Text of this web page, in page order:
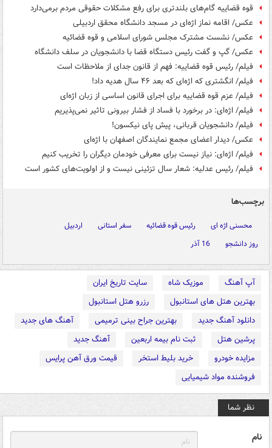
قوه قضاییه گام‌های بلندتری برای رفع مشکلات حقوقی مردم برمی‌دارد
عکس/ اقامه نماز اژه‌ای در مسجد دانشگاه محقق اردبیلی
عکس/ نشست مشترک مجلس شورای اسلامی و قوه قضائیه
عکس/ گپ و گفت رئیس دستگاه قضا با دانشجویان در سلف دانشگاه
فیلم/ رئیس قوه قضاییه: فهم از قانون جدای از ملاحظات است
فیلم/ انگشتری که اژه‌ای که بعد ۴۶ سال هدیه داد!
فیلم/ عزم قوه قضاییه برای اجرای قانون اساسی از زبان اژه‌ای
فیلم/ اژه‌ای: در برخورد با فساد از فشار بیرونی تاثیر نمی‌پذیریم
فیلم/ دانشجویان قربانی، پیش پای نیکسون!
عکس/ دیدار اعضای مجمع نمایندگان اصفهان با اژه‌ای
فیلم/ اژه‌ای: نیاز نیست برای معرفی خودمان دیگران را تخریب کنیم
فیلم/ رئیس عدلیه: شعار سال تزئینی نیست و از اولویت‌های کشور است
برچسب‌ها
محسنی اژه ای رئیس قوه قضائیه سفر استانی
اردبیل
روز دانشجو
16 آذر
آپ آهنگ موزیک شاه
سایت تاریخ ایران
بهترین هتل های استانبول
رزرو هتل استانبول
دانلود آهنگ جدید
بهترین جراح بینی ترمیمی
آهنگ های جدید
پرشین هتل
ثبت نام بیمه اربعین
آهنگ جدید
مزایده خودرو
خرید بلیط استخر
قیمت ورق آهن پرایس
فروشنده مواد شیمیایی
نظر شما
نام